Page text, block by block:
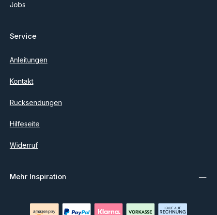
Jobs
Service
Anleitungen
Kontakt
Rücksendungen
Hilfeseite
Widerruf
Mehr Inspiration